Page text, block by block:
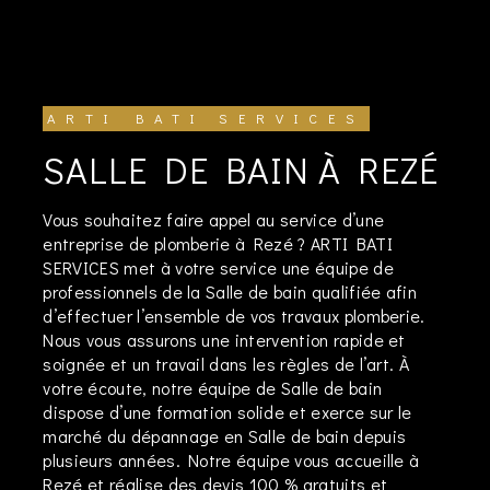
ARTI BATI SERVICES
SALLE DE BAIN À REZÉ
Vous souhaitez faire appel au service d’une
entreprise de plomberie à Rezé ? ARTI BATI
SERVICES met à votre service une équipe de
professionnels de la Salle de bain qualifiée afin
d’effectuer l’ensemble de vos travaux plomberie.
Nous vous assurons une intervention rapide et
soignée et un travail dans les règles de l’art. À
votre écoute, notre équipe de Salle de bain
dispose d’une formation solide et exerce sur le
marché du dépannage en Salle de bain depuis
plusieurs années. Notre équipe vous accueille à
Rezé et réalise des devis 100 % gratuits et